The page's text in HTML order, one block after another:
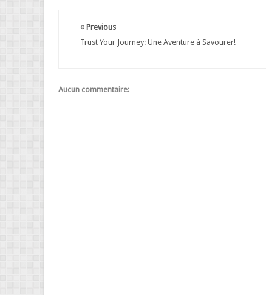
Previous
Trust Your Journey: Une Aventure à Savourer!
Aucun commentaire: